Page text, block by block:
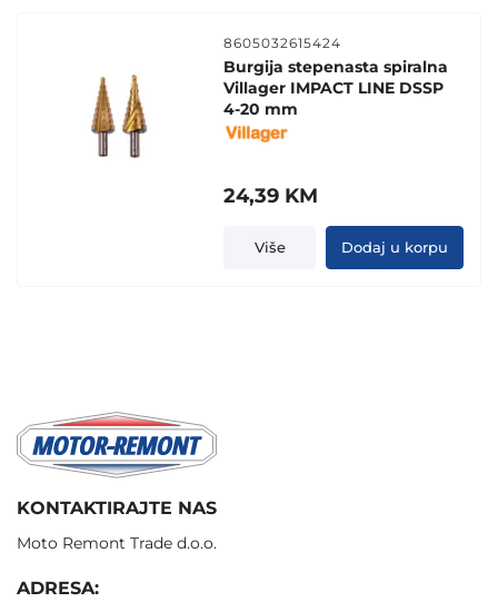
8605032615424
Burgija stepenasta spiralna
Villager IMPACT LINE DSSP
4-20 mm
24,39 KM
Više Dodaj u korpu
KONTAKTIRAJTE NAS
Moto Remont Trade d.o.o.
ADRESA: